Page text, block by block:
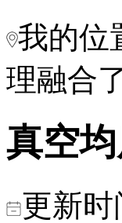
我的位
理融合
真空
更新